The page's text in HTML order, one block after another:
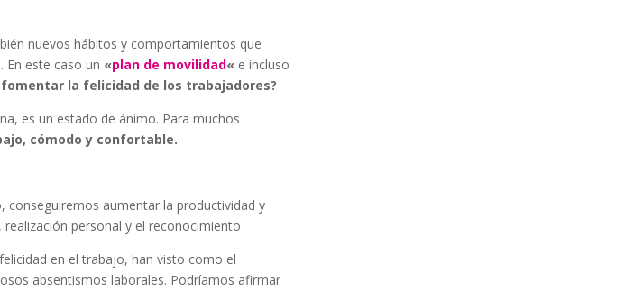
nuevos hábitos y comportamientos que
este caso un «plan de movilidad« e incluso
fomentar la felicidad de los trabajadores?
es un estado de ánimo. Para muchos
cómodo y confortable.
conseguiremos aumentar la productividad y
personal y el reconocimiento
en el trabajo, han visto como el
absentismos laborales. Podríamos afirmar